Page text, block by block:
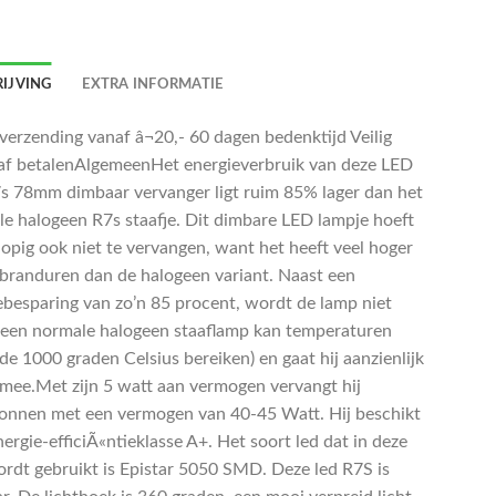
EXTRA INFORMATIE
vanaf â¬20,- 60 dagen bedenktijd Veilig
betalenAlgemeenHet energieverbruik van deze LED
78mm dimbaar vervanger ligt ruim 85% lager dan het
halogeen R7s staafje. Dit dimbare LED lampje hoeft
ook niet te vervangen, want het heeft veel hoger
dan de halogeen variant. Naast een
van zo’n 85 procent, wordt de lamp niet
normale halogeen staaflamp kan temperaturen
1000 graden Celsius bereiken) en gaat hij aanzienlijk
zijn 5 watt aan vermogen vervangt hij
met een vermogen van 40-45 Watt. Hij beschikt
efficiÃ«ntieklasse A+. Het soort led dat in deze
gebruikt is Epistar 5050 SMD. Deze led R7S is